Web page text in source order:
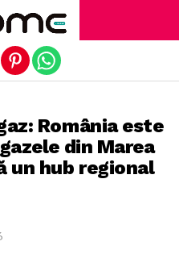
România este
din Marea
un hub regional
version